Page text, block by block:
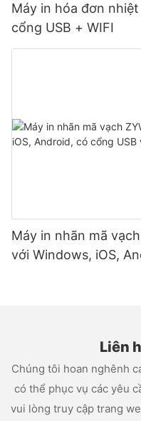
Máy in hóa đơn
cổng USB + WIFI
Máy in nhãn mã
với Windows, iOS,
Liên
Chúng tôi hoan nghênh
có thể phục vụ các yêu
vui lòng truy cập trang